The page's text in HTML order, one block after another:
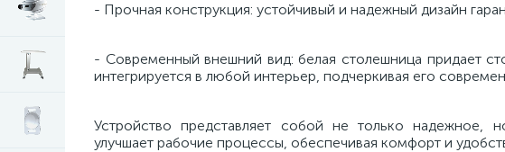
- Прочная конструкция: устойчивый и надежный дизайн
- Современный внешний вид: белая столешница придает
интегрируется в любой интерьер, подчеркивая его
Устройство представляет собой не только надежное,
улучшает рабочие процессы, обеспечивая комфорт и